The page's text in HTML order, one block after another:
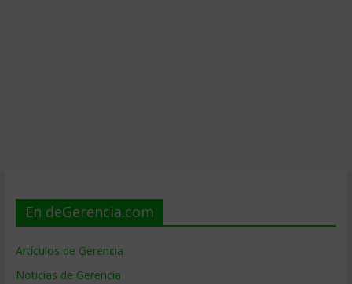
En deGerencia.com
Artículos de Gerencia
Noticias de Gerencia